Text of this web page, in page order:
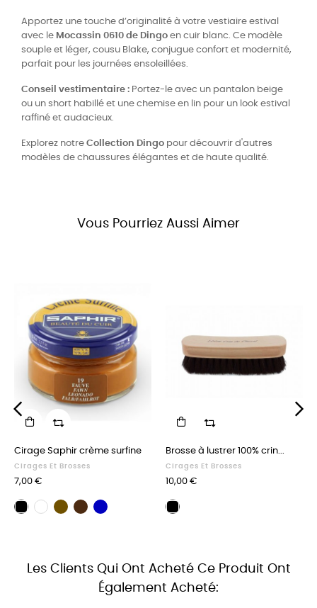
Apportez une touche d’originalité à votre vestiaire estival
avec le Mocassin 0610 de Dingo en cuir blanc. Ce modèle
souple et léger, cousu Blake, conjugue confort et modernité,
parfait pour les journées ensoleillées.
Conseil vestimentaire : Portez-le avec un pantalon beige
ou un short habillé et une chemise en lin pour un look estival
raffiné et audacieux.
Explorez notre Collection Dingo pour découvrir d'autres
modèles de chaussures élégantes et de haute qualité.
Vous Pourriez Aussi Aimer
Cirage Saphir crème surfine
Cirages Et Brosses
Prix
7,00 €
CirageCirageCirageCirageCirage
Brosse à lustrer 100% crin...
Cirages Et Brosses
Prix
10,00 €
Brosse
Les Clients Qui Ont Acheté Ce Produit Ont
Également Acheté: